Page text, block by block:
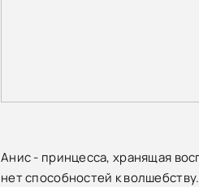
Анис - принцесса, хранящая
нет способностей к